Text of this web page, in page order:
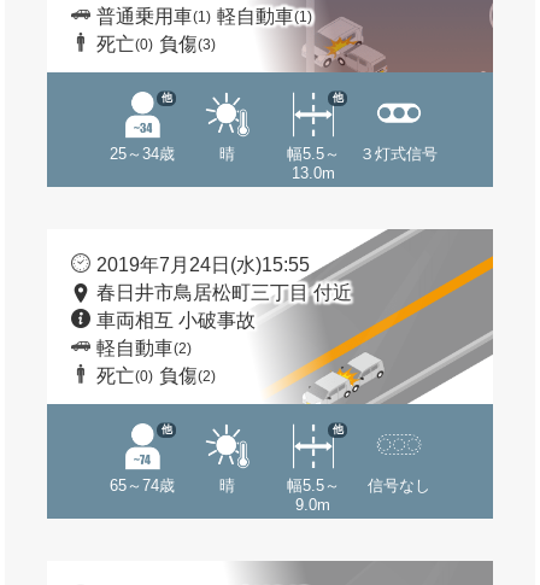
普通乗用車(1) 軽自動車(1)
死亡(0) 負傷(3)
25～34歳
他
晴
幅5.5～
13.0m
他
３灯式信号
2019年7月24日(水)15:55
春日井市鳥居松町三丁目 付近
車両相互 小破事故
軽自動車(2)
死亡(0) 負傷(2)
65～74歳
他
晴
幅5.5～
9.0m
他
信号なし